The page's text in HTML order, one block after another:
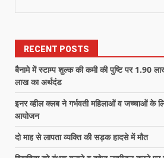
RECENT POSTS
बैनामे में स्टाम्प शुल्क की कमी की पुष्टि पर 1.90
लाख का अर्थदंड
इनर व्हील क्लब ने गर्भवती महिलाओं व जच्चाओं के
आयोजन
दो माह से लापता व्यक्ति की सड़क हादसे में मौत